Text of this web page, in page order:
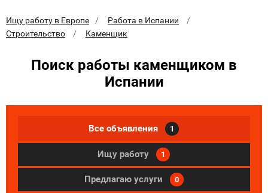
Ищу работу в Европе
Работа в Испании
Строительство
Каменщик
Поиск работы каменщиком в
Испании
Все объявления 1
Ищу работу 1
Предлагаю услуги 0